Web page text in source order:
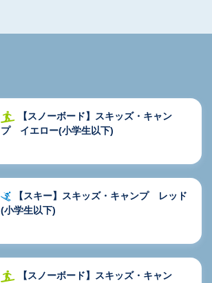
プ イエロー(小学生以下)
(小学生以下)